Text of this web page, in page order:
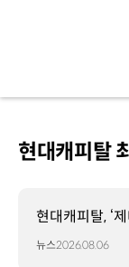
현대캐피탈
현대캐피탈, ‘
뉴스2026.08.06